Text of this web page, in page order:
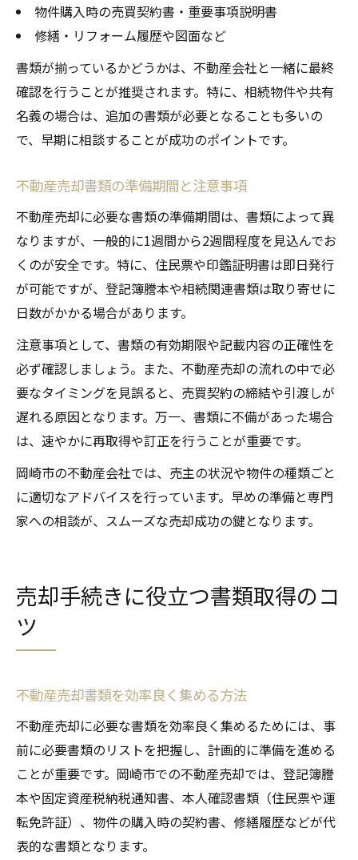
物件購入時の売買契約書・重要事項説明書
修繕・リフォーム履歴や図面など
書類が揃っているかどうかは、不動産会社と一緒に最終
確認を行うことが推奨されます。特に、相続物件や共有
名義の場合は、追加の書類が必要となることも多いの
で、早期に相談することが成功のポイントです。
不動産売却書類の準備期間と注意事項
不動産売却に必要な書類の準備期間は、書類によって異
なりますが、一般的に1週間から2週間程度を見込んでお
くのが安全です。特に、住民票や印鑑証明書は即日発行
が可能ですが、登記簿謄本や相続関連書類は取り寄せに
日数がかかる場合があります。
注意事項として、書類の有効期限や記載内容の正確性を
必ず確認しましょう。また、不動産売却の流れの中で必
要なタイミングを見誤ると、売買契約の締結や引渡しが
遅れる原因となります。万一、書類に不備があった場合
は、速やかに再取得や訂正を行うことが重要です。
岡崎市の不動産会社では、売主の状況や物件の種類ごと
に適切なアドバイスを行っています。早めの準備と専門
家への相談が、スムーズな売却成功の鍵となります。
売却手続きに役立つ書類取得のコ
ツ
不動産売却書類を効率良く集める方法
不動産売却に必要な書類を効率良く集めるためには、事
前に必要書類のリストを把握し、計画的に準備を進める
ことが重要です。岡崎市での不動産売却では、登記簿謄
本や固定資産税納税通知書、本人確認書類（住民票や運
転免許証）、物件の購入時の契約書、修繕履歴などが代
表的な書類となります。